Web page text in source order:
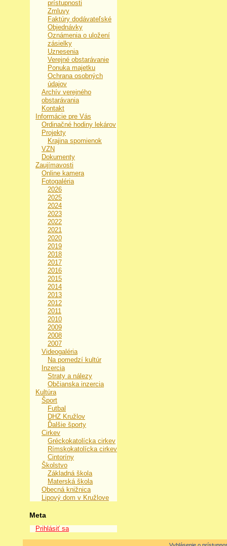
prístupnosti
Zmluvy
Faktúry dodávateľské
Objednávky
Oznámenia o uložení
zásielky
Uznesenia
Verejné obstarávanie
Ponuka majetku
Ochrana osobných
údajov
Archív verejného
obstarávania
Kontakt
Informácie pre Vás
Ordinačné hodiny lekárov
Projekty
Krajina spomienok
VZN
Dokumenty
Zaujímavosti
Online kamera
Fotogaléria
2026
2025
2024
2023
2022
2021
2020
2019
2018
2017
2016
2015
2014
2013
2012
2011
2010
2009
2008
2007
Videogaléria
Na pomedzí kultúr
Inzercia
Straty a nálezy
Občianska inzercia
Kultúra
Šport
Futbal
DHZ Kružlov
Ďalšie športy
Cirkev
Gréckokatolícka cirkev
Rímskokatolícka cirkev
Cintoríny
Školstvo
Základná škola
Materská škola
Obecná knižnica
Lipový dom v Kružlove
Meta
Prihlásiť sa